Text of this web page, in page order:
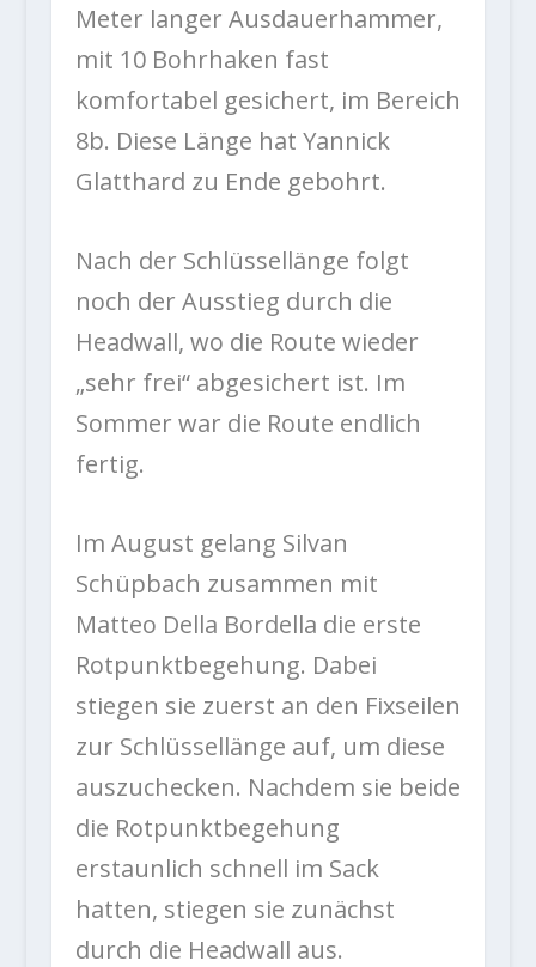
Meter langer Ausdauerhammer,
mit 10 Bohrhaken fast
komfortabel gesichert, im Bereich
8b. Diese Länge hat Yannick
Glatthard zu Ende gebohrt.
Nach der Schlüssellänge folgt
noch der Ausstieg durch die
Headwall, wo die Route wieder
„sehr frei“ abgesichert ist. Im
Sommer war die Route endlich
fertig.
Im August gelang Silvan
Schüpbach zusammen mit
Matteo Della Bordella die erste
Rotpunktbegehung. Dabei
stiegen sie zuerst an den Fixseilen
zur Schlüssellänge auf, um diese
auszuchecken. Nachdem sie beide
die Rotpunktbegehung
erstaunlich schnell im Sack
hatten, stiegen sie zunächst
durch die Headwall aus.